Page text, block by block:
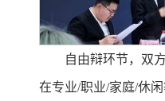
自由辩环节，双
在专业/职业/家庭/休